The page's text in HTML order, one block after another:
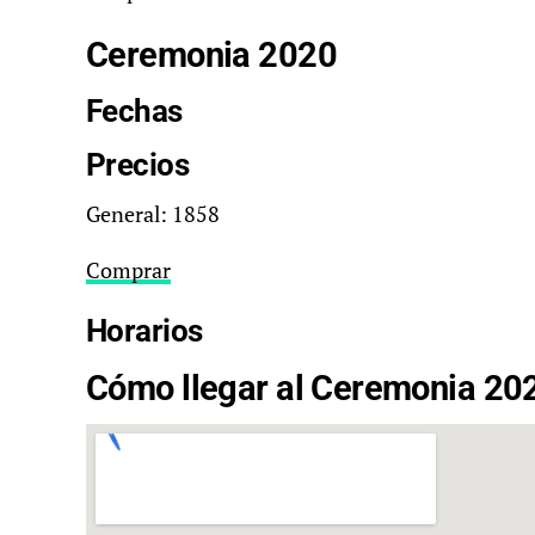
Ceremonia 2020
Fechas
Precios
General: 1858
Comprar
Horarios
Cómo llegar al Ceremonia